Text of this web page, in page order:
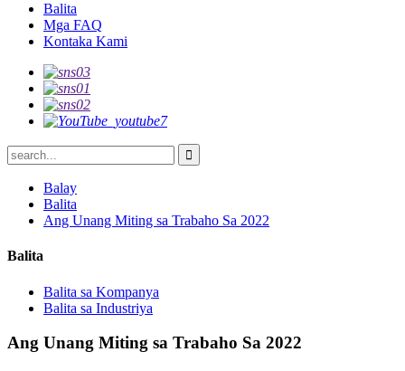
Balita
Mga FAQ
Kontaka Kami
Balay
Balita
Ang Unang Miting sa Trabaho Sa 2022
Balita
Balita sa Kompanya
Balita sa Industriya
Ang Unang Miting sa Trabaho Sa 2022